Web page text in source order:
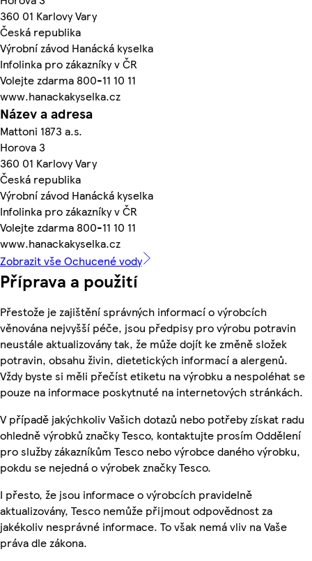
360 01 Karlovy Vary
Česká republika
Výrobní závod Hanácká kyselka
Infolinka pro zákazníky v ČR
Volejte zdarma 800-11 10 11
www.hanackakyselka.cz
Název a adresa
Mattoni 1873 a.s.
Horova 3
360 01 Karlovy Vary
Česká republika
Výrobní závod Hanácká kyselka
Infolinka pro zákazníky v ČR
Volejte zdarma 800-11 10 11
www.hanackakyselka.cz
Zobrazit vše Ochucené vody
Příprava a použití
Přestože je zajištění správných informací o výrobcích
věnována nejvyšší péče, jsou předpisy pro výrobu potravin
neustále aktualizovány tak, že může dojít ke změně složek
potravin, obsahu živin, dietetických informací a alergenů.
Vždy byste si měli přečíst etiketu na výrobku a nespoléhat se
pouze na informace poskytnuté na internetových stránkách.
V případě jakýchkoliv Vašich dotazů nebo potřeby získat radu
ohledně výrobků značky Tesco, kontaktujte prosím Oddělení
pro služby zákazníkům Tesco nebo výrobce daného výrobku,
pokdu se nejedná o výrobek značky Tesco.
I přesto, že jsou informace o výrobcích pravidelně
aktualizovány, Tesco nemůže přijmout odpovědnost za
jakékoliv nesprávné informace. To však nemá vliv na Vaše
práva dle zákona.